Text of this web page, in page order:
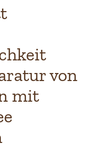
von
mit